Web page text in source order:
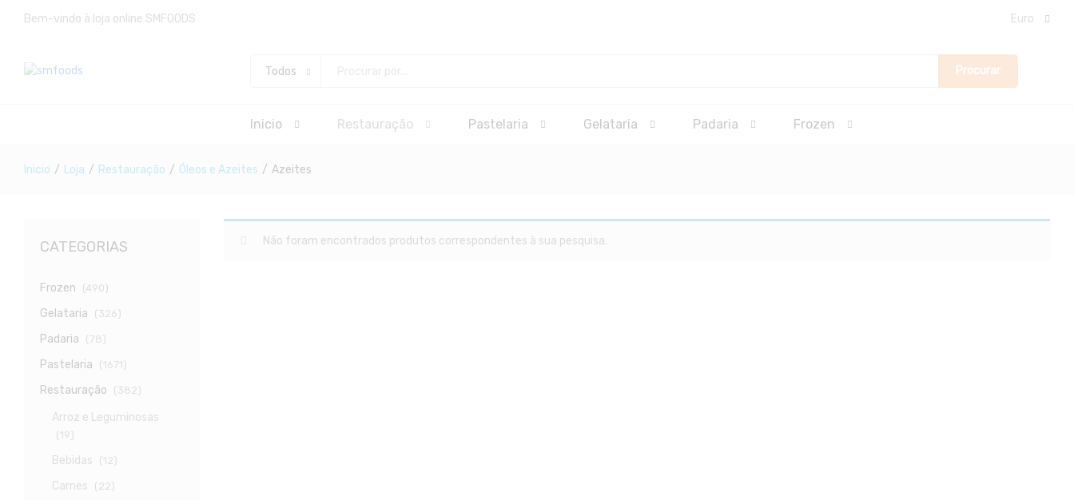
Bem-vindo à loja online SMFOODS Euro
Todos Procurar
Inicio Restauração Pastelaria Gelataria Padaria Frozen
Inicio / Loja / Restauração / Óleos e Azeites / Azeites
Não foram encontrados produtos correspondentes à sua pesquisa.
CATEGORIAS
Frozen (490)
Gelataria (326)
Padaria (78)
Pastelaria (1671)
Restauração (382)
Arroz e Leguminosas
(19)
Bebidas (12)
Carnes (22)